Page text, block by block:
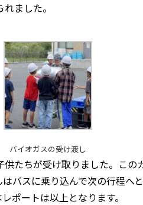
ました。
バイオガスの受け渡し
たちが受け取りました。こ
バスに乗り込んで次の行程へ
ポートは以上となります。